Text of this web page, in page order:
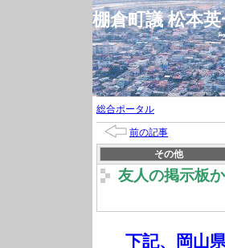
棚倉町議 松本
総合ポータル
前の記事
その他
友人の掲示板
下記、岡山